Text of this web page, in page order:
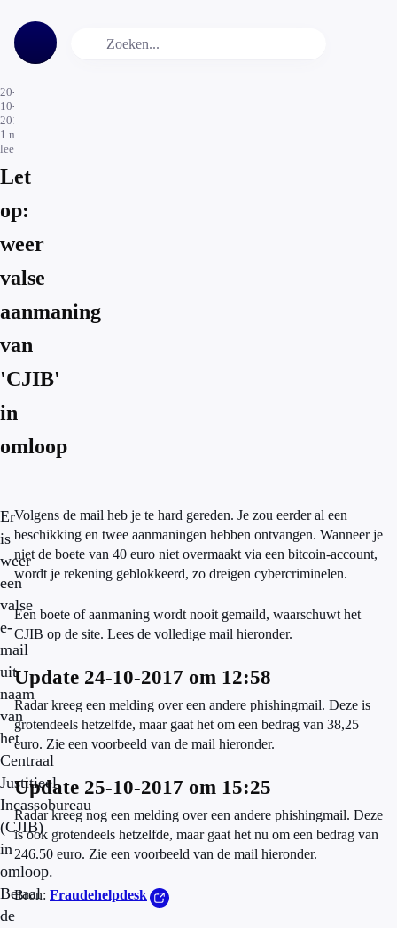
20-
10-
2017
1 min.
leestijd
Let
op:
weer
valse
aanmaning
van
'CJIB'
in
omloop
Er
is
weer
een
valse
e-
mail
uit
naam
van
het
Centraal
Justitieel
Incassobureau
(CJIB)
in
omloop.
Betaal
de
Volgens de mail heb je te hard gereden. Je zou eerder al een
beschikking en twee aanmaningen hebben ontvangen. Wanneer je
niet de boete van 40 euro niet overmaakt via een bitcoin-account,
wordt je rekening geblokkeerd, zo dreigen cybercriminelen.
Een boete of aanmaning wordt nooit gemaild, waarschuwt het
CJIB op de site. Lees de volledige mail hieronder.
Update 24-10-2017 om 12:58
Radar kreeg een melding over een andere phishingmail. Deze is
grotendeels hetzelfde, maar gaat het om een bedrag van 38,25
euro. Zie een voorbeeld van de mail hieronder.
Update 25-10-2017 om 15:25
Radar kreeg nog een melding over een andere phishingmail. Deze
is ook grotendeels hetzelfde, maar gaat het nu om een bedrag van
246.50 euro. Zie een voorbeeld van de mail hieronder.
Bron: Fraudehelpdesk